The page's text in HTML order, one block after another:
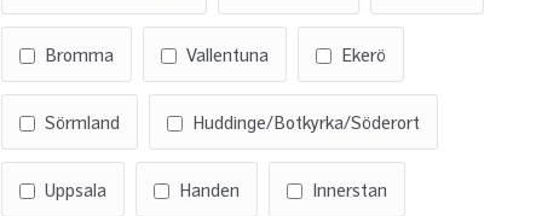
Bromma Vallentuna Ekerö
Sörmland Huddinge/Botkyrka/Söderort
Uppsala Handen Innerstan